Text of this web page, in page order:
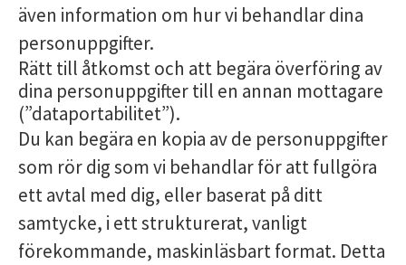
även information om hur vi behandlar dina
personuppgifter.
Rätt till åtkomst och att begära överföring av
dina personuppgifter till en annan mottagare
(”dataportabilitet”).
Du kan begära en kopia av de personuppgifter
som rör dig som vi behandlar för att fullgöra
ett avtal med dig, eller baserat på ditt
samtycke, i ett strukturerat, vanligt
förekommande, maskinläsbart format. Detta